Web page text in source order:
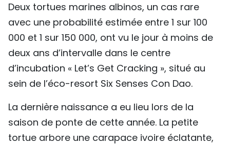
À PROPOS DU "PEUPLE"
TIẾNG VIỆT
ENGLISH
中文
РУССКИЙ
Deux tortues marines albinos, un cas rare
avec une probabilité estimée entre 1 sur 100
000 et 1 sur 150 000, ont vu le jour à moins de
deux ans d’intervalle dans le centre
d’incubation « Let’s Get Cracking », situé au
sein de l’éco-resort Six Senses Con Dao.
La dernière naissance a eu lieu lors de la
saison de ponte de cette année. La petite
tortue arbore une carapace ivoire éclatante,